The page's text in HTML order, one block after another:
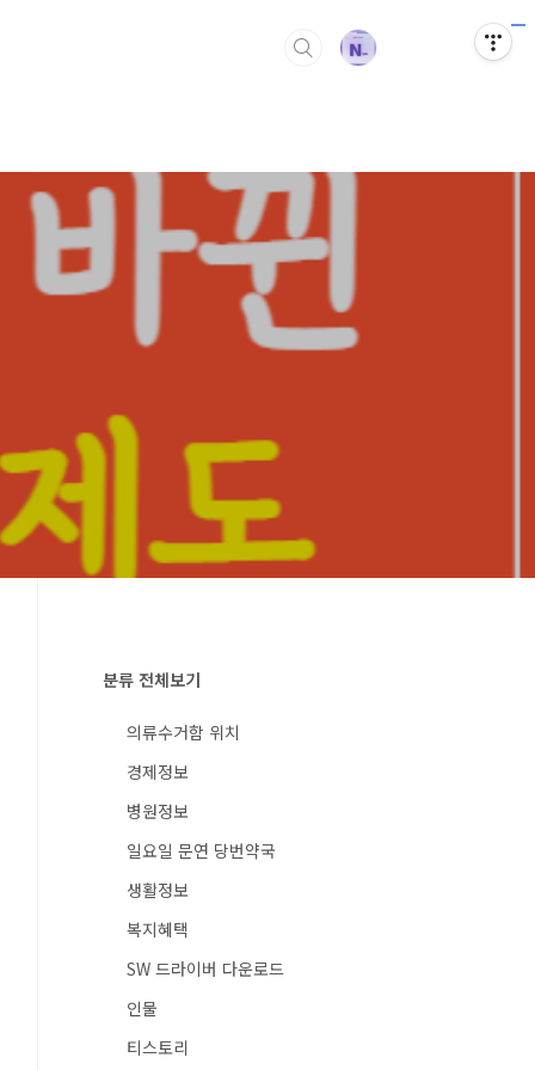
분류 전체보기
의류수거함 위치
경제정보
병원정보
일요일 문연 당번약국
생활정보
복지혜택
SW 드라이버 다운로드
인물
티스토리